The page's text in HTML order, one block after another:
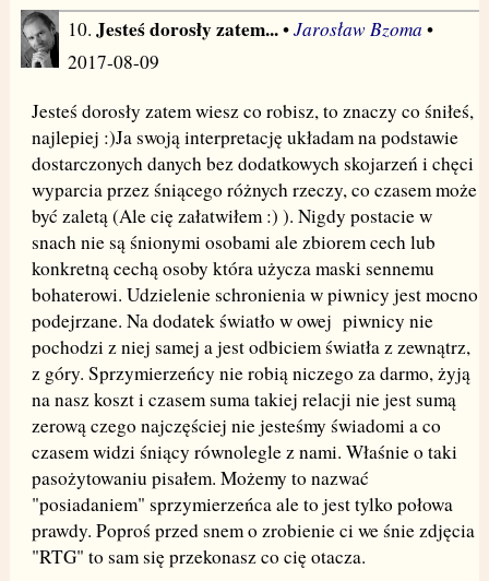
10. Jesteś dorosły zatem...•Jarosław Bzoma •
2017-08-09
Jesteś dorosły zatem wiesz co robisz, to znaczy co śniłeś,
najlepiej :)Ja swoją interpretację układam na podstawie
dostarczonych danych bez dodatkowych skojarzeń i chęci
wyparcia przez śniącego różnych rzeczy, co czasem może
być zaletą (Ale cię załatwiłem :) ). Nigdy postacie w
snach nie są śnionymi osobami ale zbiorem cech lub
konkretną cechą osoby która użycza maski sennemu
bohaterowi. Udzielenie schronienia w piwnicy jest mocno
podejrzane. Na dodatek światło w owej piwnicy nie
pochodzi z niej samej a jest odbiciem światła z zewnątrz,
z góry. Sprzymierzeńcy nie robią niczego za darmo, żyją
na nasz koszt i czasem suma takiej relacji nie jest sumą
zerową czego najczęściej nie jesteśmy świadomi a co
czasem widzi śniący równolegle z nami. Właśnie o taki
pasożytowaniu pisałem. Możemy to nazwać
"posiadaniem" sprzymierzeńca ale to jest tylko połowa
prawdy. Poproś przed snem o zrobienie ci we śnie zdjęcia
"RTG" to sam się przekonasz co cię otacza.